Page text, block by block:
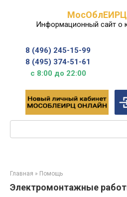
МосОблЕИРЦ
Информационный сайт о
8 (496) 245-15-99
8 (495) 374-51-61
с 8:00 до 22:00
Поиск:
Главная » Помощь
Электромонтажные